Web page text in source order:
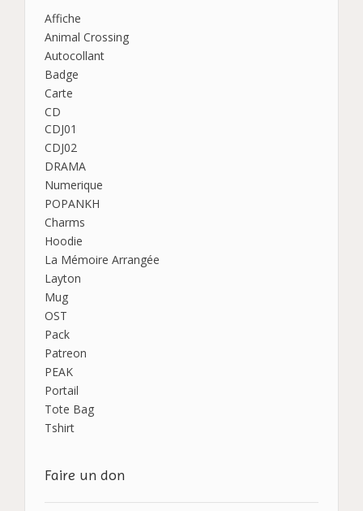
Affiche
Animal Crossing
Autocollant
Badge
Carte
CD
CDJ01
CDJ02
DRAMA
Numerique
POPANKH
Charms
Hoodie
La Mémoire Arrangée
Layton
Mug
OST
Pack
Patreon
PEAK
Portail
Tote Bag
Tshirt
Faire un don